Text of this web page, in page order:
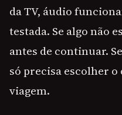
da TV, áudio
testada. Se algo não
antes de continuar.
só precisa escolher
viagem.